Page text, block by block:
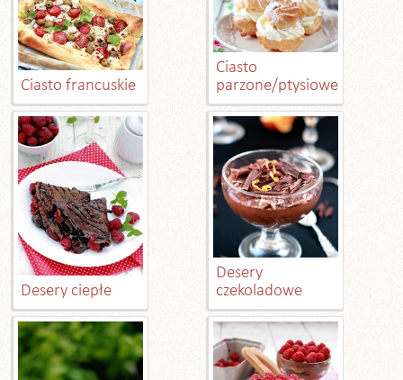
Ciasto francuskie
Ciasto
parzone/ptysiowe
Desery ciepłe
Desery
czekoladowe